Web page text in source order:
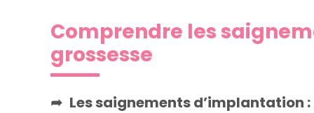
Comprendre les
grossesse
Les saignements d’implantation